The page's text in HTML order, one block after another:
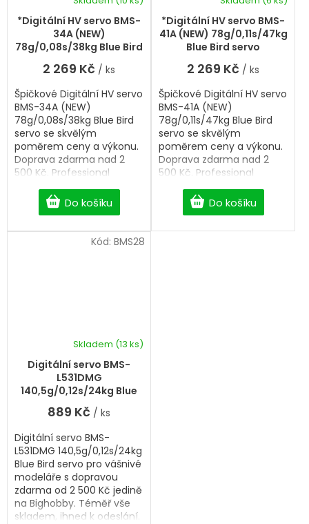
*Digitální HV servo BMS-
34A (NEW)
78g/0,08s/38kg Blue Bird
servo
2 269 Kč / ks
Do košíku
Špičkové Digitální HV servo
BMS-34A (NEW)
78g/0,08s/38kg Blue Bird
servo se skvělým
poměrem ceny a výkonu.
Doprava zdarma nad 2
500 Kč. Professional
Digitální HV servo.
*Digitální HV servo BMS-
41A (NEW) 78g/0,11s/47kg
Blue Bird servo
2 269 Kč / ks
Do košíku
Špičkové Digitální HV servo
BMS-41A (NEW)
78g/0,11s/47kg Blue Bird
servo se skvělým
poměrem ceny a výkonu.
Doprava zdarma nad 2
500 Kč. Professional
Digitální HV servo.
Digitální servo BMS-
L531DMG
140,5g/0,12s/24kg Blue
Bird servo
Skladem (13 ks)
889 Kč / ks
Digitální servo BMS-
L531DMG 140,5g/0,12s/24kg
Blue Bird servo pro vášnivé
modeláře s dopravou
zdarma od 2 500 Kč jedině
na Bighobby. Téměř vše
skladem, ihned k odeslání.
Kód: BMS28